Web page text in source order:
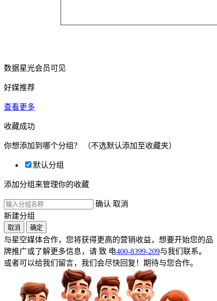
数据星光会员可见
好媒推荐
查看更多
收藏成功
你想添加到哪个分组？ （不选默认添加至收藏夹）
默认分组
添加分组来管理你的收藏
确认 取消
新建分组
取消 确定
与星空媒体合作，您将获得更高的营销收益，想要开始您的品
牌推广或了解更多信息，请 致 电400-8399-209与我们联系。
或者可以给我们留言，我们会尽快回复！期待与您合作。